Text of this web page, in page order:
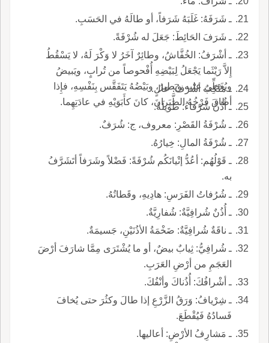
ـ شَرَفَهُ: غَلَبَهُ شَرَفاً، أو طالَهُ في الحَسَبِ.
ـ شَرَفَ الحَائِطَ: جَعَلَ له شُرْفَةً.
ـ أشْرَفُ: الخُفَّاشُ، وطائِرٌ آخَرُ لا وَكْرَ لَهُ، لا يَسْقُطُ
إِلاَّ رَيْثَما يَجْعَلُ لِبَيْضِهِ أُفْحوصاً من تُرابٍ، ويَبيضُ
ويُغَطِّي عليه ويَطيرُ، وبَيْضُهُ يَتَفَقَّس بِنَفْسِهِ، فإِذا
أطاقَ فَرْخُهُ الطَّيَرانَ، كانَ كأَبَوَيْهِ في عادَتِهِما.
ـ مَنْكِبٌ أشْرَفُ: عالٍ.
ـ أُذُنٌ شَرْفاءُ: طَويلَةٌ.
ـ شُرْفَةُ القَصْرِ: معروف، ج: شُرَفٌ.
ـ شُرْفَةُ المالِ: خِيارُهُ.
ـ قَوْلُهُم: أعُدُّ إتْيانَكُم شُرْفَةً: فَضْلاً وشَرَفاً أتَشَرَّفُ
به.
ـ شُرُفاتُ الفَرَسِ: هادِيهِ، وقَطاتُهُ.
ـ أُذُنٌ شُرافِيَّةٌ: شُفارِيَّةٌ.
ـ ناقَةٌ شُرافِيَّةٌ: ضَخْمَةُ الأذُنَيْنِ، جَسيمَةٌ.
ـ شُرافِيُّ: ثِيابٌ بيضٌ، أو ما يُشْتَرَى مِمَّا شارَفَ أرْضَ
العَجَمِ من أرْضِ العَرَبِ.
ـ أشْرافُكَ: أُذُناكَ وأنْفُكَ.
ـ شِرْيافُ: وَرَقُ الزَّرْعِ إذا طالَ وكثُرَ حتى يُخافَ
فَسادُهُ فَيُقْطَعَ.
ـ مَشارِفُ الأرْضِ: أعاليها.